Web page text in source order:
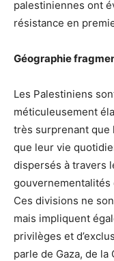
palestiniennes ont
résistance en
Géographie
Les Palestiniens
méticuleusement
très surprenant que
que leur vie
dispersés à travers
Ces divisions ne
mais impliquent
privilèges et
parle de Gaza, de